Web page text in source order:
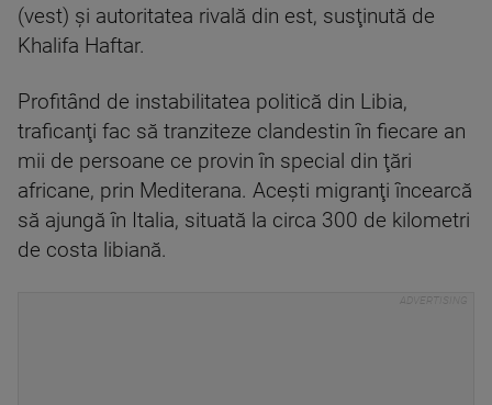
(vest) şi autoritatea rivală din est, susţinută de
Khalifa Haftar.
Profitând de instabilitatea politică din Libia,
traficanţi fac să tranziteze clandestin în fiecare an
mii de persoane ce provin în special din ţări
africane, prin Mediterana. Aceşti migranţi încearcă
să ajungă în Italia, situată la circa 300 de kilometri
de costa libiană.